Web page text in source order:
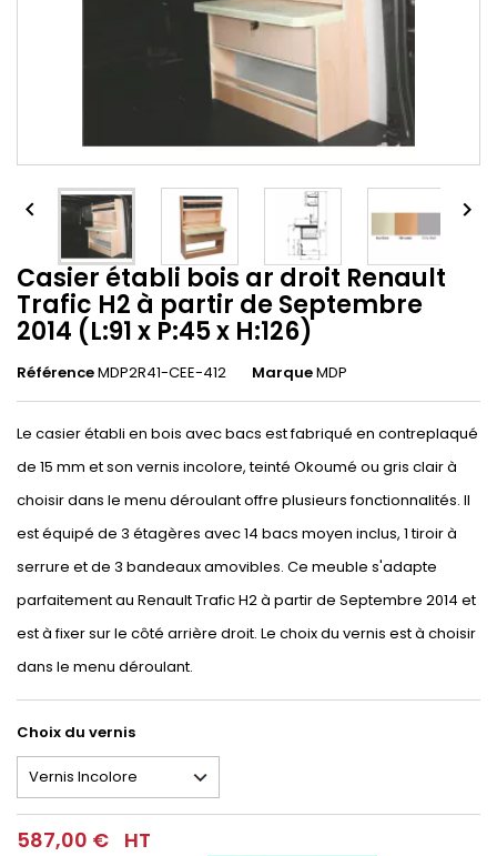
 
Casier établi bois ar droit Renault
Trafic H2 à partir de Septembre
2014 (L:91 x P:45 x H:126)
RéférenceMDP2R41-CEE-412 MarqueMDP
Le casier établi en bois avec bacs est fabriqué en contreplaqué
de 15 mm et son vernis incolore, teinté Okoumé ou gris clair à
choisir dans le menu déroulant offre plusieurs fonctionnalités. Il
est équipé de 3 étagères avec 14 bacs moyen inclus, 1 tiroir à
serrure et de 3 bandeaux amovibles. Ce meuble s'adapte
parfaitement au Renault Trafic H2 à partir de Septembre 2014 et
est à fixer sur le côté arrière droit. Le choix du vernis est à choisir
dans le menu déroulant.
Choix du vernis
587,00 € HT